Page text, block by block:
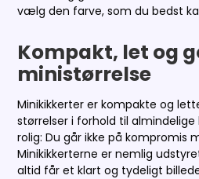
vælg den farve, som du bedst
Kompakt, let og
ministørrelse
Minikikkerter er kompakte og
størrelser i forhold til
rolig: Du går ikke på kompromis
Minikikkerterne er nemlig
altid får et klart og tydeligt